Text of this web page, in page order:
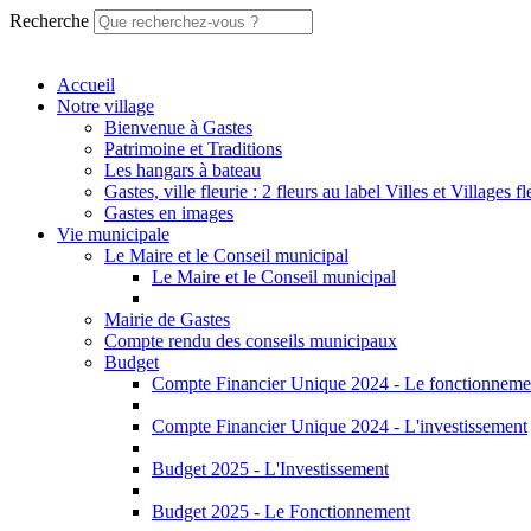
Recherche
Accueil
Notre village
Bienvenue à Gastes
Patrimoine et Traditions
Les hangars à bateau
Gastes, ville fleurie : 2 fleurs au label Villes et Villages
Gastes en images
Vie municipale
Le Maire et le Conseil municipal
Le Maire et le Conseil municipal
Mairie de Gastes
Compte rendu des conseils municipaux
Budget
Compte Financier Unique 2024 - Le
Compte Financier Unique 2024 - L'investissement
Budget 2025 - L'Investissement
Budget 2025 - Le Fonctionnement